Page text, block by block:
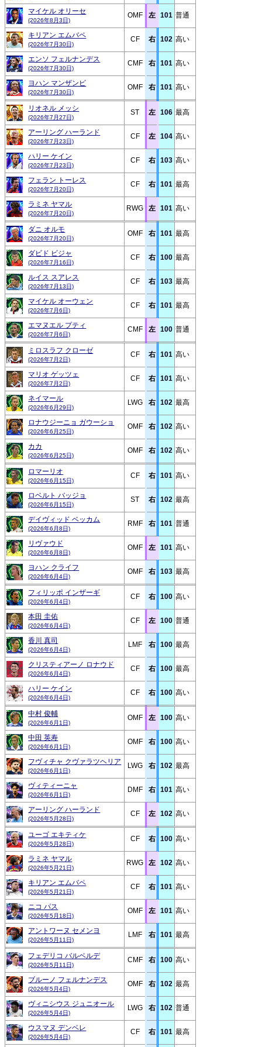
マイケル オリーセ
(2026年8月3日)
OMF 左 101 普通
キリアン エムバペ
(2026年7月30日)
CF 右 102 高い
エンソ フェルナンデス
(2026年7月30日)
CMF 右 101 高い
ヨハン マンザンビ
(2026年7月30日)
OMF 右 101 高い
リオネル メッシ
(2026年7月27日)
ST 左 106 最高
アーリング ハーランド
(2026年7月23日)
CF 左 104 高い
ハリー ケイン
(2026年7月23日)
CF 右 103 高い
フェラン トーレス
(2026年7月20日)
CF 右 101 最高
ラミネ ヤマル
(2026年7月20日)
RWG 左 101 高い
ダニ オルモ
(2026年7月20日)
OMF 右 101 最高
ダビド ビジャ
(2026年7月16日)
CF 右 100 最高
ルイス スアレス
(2026年7月13日)
CF 右 103 最高
マイケル オーウェン
(2026年7月6日)
CF 右 101 最高
エマヌエル プティ
(2026年7月6日)
CMF 左 100 普通
ミロスラフ クローゼ
(2026年7月2日)
CF 右 101 高い
マリオ ゲッツェ
(2026年7月2日)
CF 右 101 高い
ネイマール
(2026年6月29日)
LWG 右 102 最高
ロナウジーニョ ガウーショ
(2026年6月25日)
OMF 右 102 高い
カカ
(2026年6月25日)
OMF 右 102 高い
ロマーリオ
(2026年6月15日)
CF 右 101 高い
ロベルト バッジョ
(2026年6月15日)
ST 右 102 最高
デイヴィッド ベッカム
(2026年6月8日)
RMF 右 101 普通
リヴァウド
(2026年6月8日)
OMF 左 101 高い
ヨハン クライフ
(2026年6月4日)
OMF 右 103 最高
フィリッポ インザーギ
(2026年6月4日)
CF 右 100 高い
本田 圭佑
(2026年6月4日)
CF 左 100 普通
香川 真司
(2026年6月4日)
LMF 右 100 最高
クリスティアーノ ロナウド
(2026年6月4日)
CF 右 100 最高
ハリー ケイン
(2026年6月4日)
CF 右 100 高い
中村 俊輔
(2026年6月1日)
OMF 左 100 高い
中田 英寿
(2026年6月1日)
OMF 右 100 高い
フヴィチャ クヴァラツヘリア
(2026年6月1日)
LWG 右 102 最高
ヴィティーニャ
(2026年6月1日)
DMF 右 101 高い
アーリング ハーランド
(2026年5月28日)
CF 左 102 高い
ユーゴ エキティケ
(2026年5月28日)
CF 右 100 高い
ラミネ ヤマル
(2026年5月21日)
RWG 左 102 高い
キリアン エムバペ
(2026年5月21日)
CF 右 101 高い
ニコ パス
(2026年5月18日)
OMF 左 101 高い
アントワーヌ セメンヨ
(2026年5月11日)
LMF 右 101 最高
フェデリコ バルベルデ
(2026年5月11日)
CMF 右 100 高い
ブルーノ フェルナンデス
(2026年5月4日)
OMF 右 102 最高
ヴィニシウス ジュニオール
(2026年5月4日)
LWG 右 102 普通
ウスマヌ デンベレ
(2026年5月4日)
CF 右 101 最高